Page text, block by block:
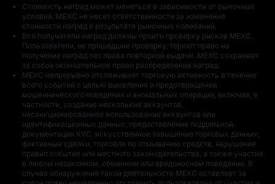
100 USDT в GRAM
50 USDT в GRAM
10 USDT в GRAM
5 USDT в GRAM
Стоимость наград может меняться в зависимости от рыночных
условий. MEXC не несет ответственности за изменение
стоимости наград в результате рыночных колебаний.
Все получатели наград должны пройти проверку рисков MEXC.
Пользователи, не прошедшие проверку, теряют право на
получение наград без права повторной выдачи. MEXC сохраняет
за собой окончательное право распределения наград.
MEXC непрерывно отслеживает торговую активность в течение
всего события с целью выявления и предотвращения
мошеннического поведения и аномальных операций, включая, в
частности, создание нескольких аккаунтов,
несанкционированное использование аккаунтов или
идентификационных данных, предоставление поддельной
документации KYC, искусственное завышение торговых данных,
фиктивные сделки, торговля по отмыванию средств, нарушение
правил события или местного законодательства, а также участие
в любом незаконном, обманном или вредоносном поведении. В
случае обнаружения такой деятельности MEXC оставляет за